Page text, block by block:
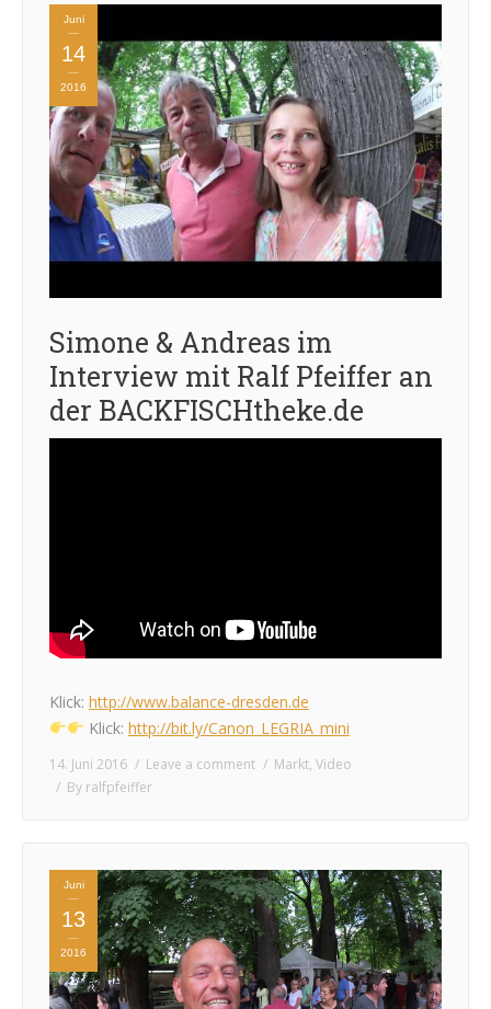
Juni
14
2016
Simone & Andreas im
Interview mit Ralf Pfeiffer an
der BACKFISCHtheke.de
Klick: http://www.balance-dresden.de
Klick: http://bit.ly/Canon_LEGRIA_mini
14. Juni 2016 Leave a comment Markt, Video
By ralfpfeiffer
Juni
13
2016